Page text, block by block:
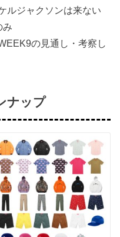
ルジャクソンは来ない
み
の見通し・考察し
ナップ